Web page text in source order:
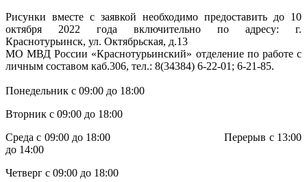
Рисунки вместе с заявкой необходимо предоставить до 10
октября 2022 года включительно по адресу: г.
Краснотурьинск, ул. Октябрьская, д.13
МО МВД России «Краснотурьинский» отделение по работе с
личным составом каб.306, тел.: 8(34384) 6-22-01; 6-21-85.
Понедельник с 09:00 до 18:00
Вторник с 09:00 до 18:00
Среда с 09:00 до 18:00 Перерыв с 13:00
до 14:00
Четверг с 09:00 до 18:00